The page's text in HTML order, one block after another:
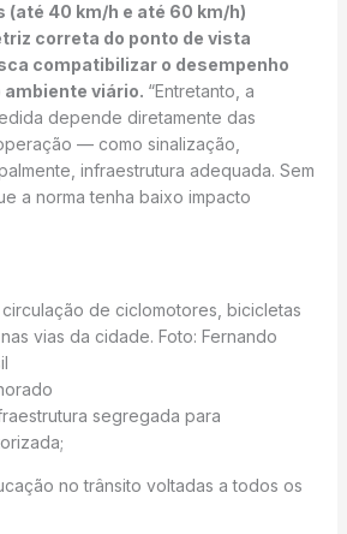
(até 40 km/h e até 60 km/h)
correta do ponto de vista
compatibilizar o desempenho
ambiente viário. “Entretanto, a
depende diretamente das
— como sinalização,
infraestrutura adequada. Sem
a norma tenha baixo impacto
de ciclomotores, bicicletas
vias da cidade. Foto: Fernando
segregada para
no trânsito voltadas a todos os